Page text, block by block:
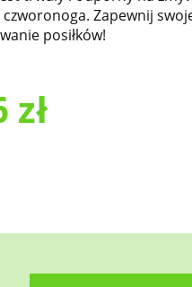
Zapewnij
posiłków!
zł